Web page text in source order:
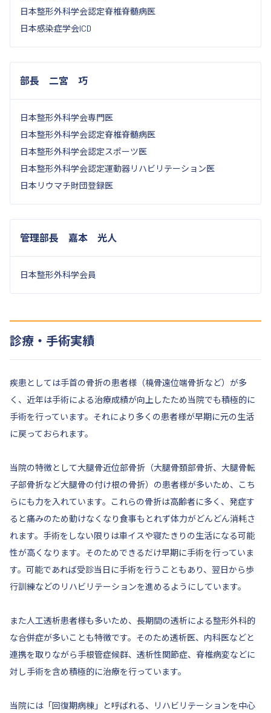
日本整形外科学会認定脊椎脊髄病医
日本感染症学会ICD
部長 二宮 巧
日本整形外科学会専門医
日本整形外科学会認定脊椎脊髄病医
日本整形外科学会認定スポーツ医
日本整形外科学会認定運動器リハビリテーション医
日本リウマチ財団登録医
管理部長 嘉本 光人
日本整形外科学会員
診療・手術実績
疾患としては手首の骨折の患者様（橈骨遠位端骨折など）が多
く、近年は手術による治療成績が向上したため当院でも積極的に
手術を行っています。それにより多くの患者様が早期に元の生活
に戻っておられます。
当院の特徴として大腿骨近位部骨折（大腿骨頚部骨折、大腿骨転
子部骨折など大腿骨の付け根の骨折）の患者様が多いため、こち
らにも力を入れています。これらの骨折は高齢者に多く、発症す
ると痛みのため動けなくなり食事もとれず体力がどんどん消耗さ
れます。手術をしない限りは車イスや寝たきりの生活になる可能
性が高くなります。そのためできるだけ早期に手術を行っていま
す。可能であれば受診当日に手術を行うこともあり、翌日から歩
行訓練などのリハビリテーションを進めるようにしています。
また人工透析患者様も多いため、長期間の透析による整形外科的
な合併症が多いことも特徴です。そのため透析医、内科医などと
連携を取りながら手根管症候群、透析性関節症、脊椎病変などに
対し手術を含め積極的に治療を行っています。
当院には「回復期病棟」と呼ばれる、リハビリテーションを中心